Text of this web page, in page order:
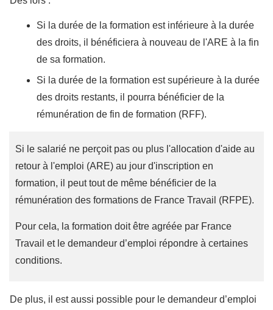
Si la durée de la formation est inférieure à la durée
des droits, il bénéficiera à nouveau de l'ARE à la fin
de sa formation.
Si la durée de la formation est supérieure à la durée
des droits restants, il pourra bénéficier de la
rémunération de fin de formation (RFF).
Si le salarié ne perçoit pas ou plus l'allocation d'aide au
retour à l'emploi (ARE) au jour d'inscription en
formation, il peut tout de même bénéficier de la
rémunération des formations de France Travail (RFPE).
Pour cela, la formation doit être agréée par France
Travail et le demandeur d’emploi répondre à certaines
conditions.
De plus, il est aussi possible pour le demandeur d’emploi